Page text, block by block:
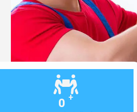
0 +